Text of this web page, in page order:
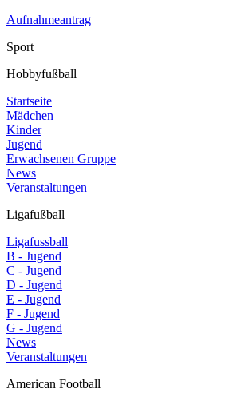
Aufnahmeantrag
Sport
Hobbyfußball
Startseite
Mädchen
Kinder
Jugend
Erwachsenen Gruppe
News
Veranstaltungen
Ligafußball
Ligafussball
B - Jugend
C - Jugend
D - Jugend
E - Jugend
F - Jugend
G - Jugend
News
Veranstaltungen
American Football